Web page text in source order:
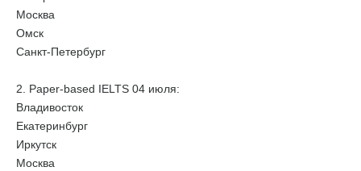
Москва
Омск
Санкт-Петербург
2. Paper-based IELTS 04 июля:
Владивосток
Екатеринбург
Иркутск
Москва